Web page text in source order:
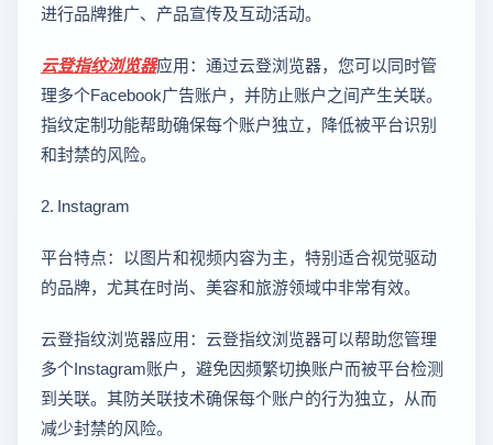
进行品牌推广、产品宣传及互动活动。
云登指纹浏览器应用：通过云登浏览器，您可以同时管
理多个Facebook广告账户，并防止账户之间产生关联。
指纹定制功能帮助确保每个账户独立，降低被平台识别
和封禁的风险。
2. Instagram
平台特点：以图片和视频内容为主，特别适合视觉驱动
的品牌，尤其在时尚、美容和旅游领域中非常有效。
云登指纹浏览器应用：云登指纹浏览器可以帮助您管理
多个Instagram账户，避免因频繁切换账户而被平台检测
到关联。其防关联技术确保每个账户的行为独立，从而
减少封禁的风险。